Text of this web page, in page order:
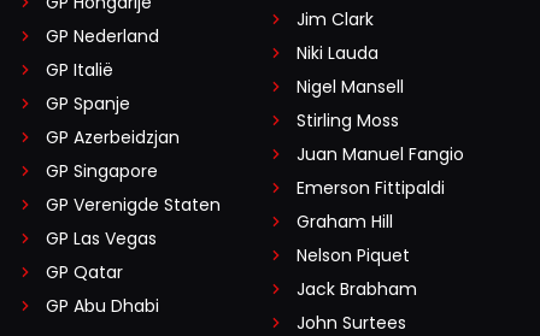
GP Nederland
GP Italië
GP Spanje
GP Azerbeidzjan
GP Singapore
GP Verenigde Staten
GP Las Vegas
GP Qatar
GP Abu Dhabi
Jim Clark
Niki Lauda
Nigel Mansell
Stirling Moss
Juan Manuel Fangio
Emerson Fittipaldi
Graham Hill
Nelson Piquet
Jack Brabham
John Surtees